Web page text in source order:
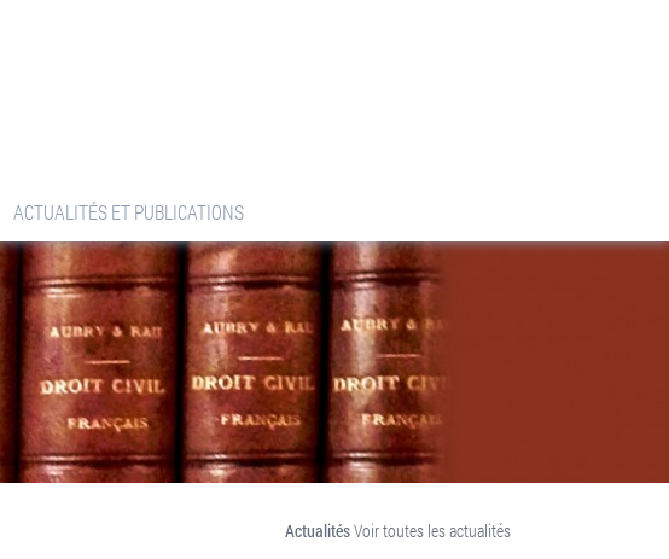
ACTUALITÉS ET PUBLICATIONS
ActualitésVoir toutes les actualités